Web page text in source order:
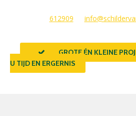
612909
GROTE ÉN KLEINE
U TIJD EN ERGERNIS